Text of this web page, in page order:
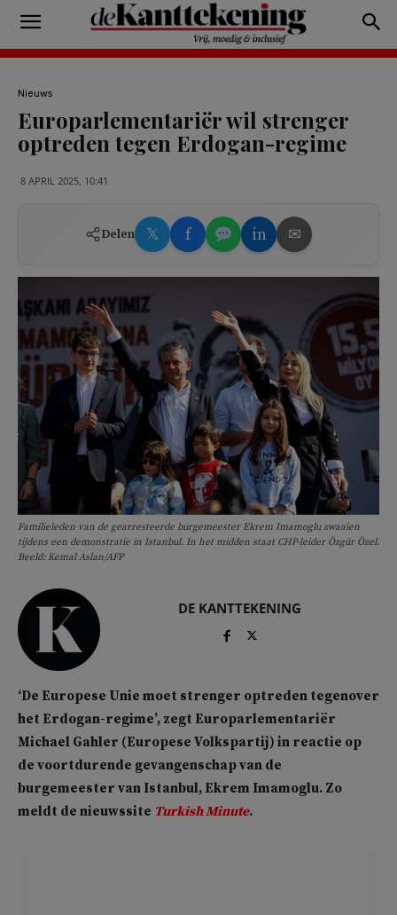
Nieuws
Europarlementariër wil strenger
optreden tegen Erdogan-regime
8 APRIL 2025, 10:41
Delen 𝕏 f in ✉
Familieleden van de gearresteerde burgemeester Ekrem Imamoglu zwaaien
tijdens een demonstratie in Istanbul. In het midden staat CHP-leider Özgür Özel.
Beeld: Kemal Aslan/AFP
DE KANTTEKENING
‘De Europese Unie moet strenger optreden tegenover
het Erdogan-regime’, zegt Europarlementariër
Michael Gahler (Europese Volkspartij) in reactie op
de voortdurende gevangenschap van de
burgemeester van Istanbul, Ekrem Imamoglu. Zo
meldt de nieuwssite Turkish Minute.